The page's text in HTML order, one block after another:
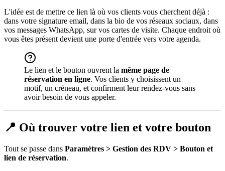
L'idée est de mettre ce lien là où vos clients vous cherchent déjà :
dans votre signature email, dans la bio de vos réseaux sociaux, dans
vos messages WhatsApp, sur vos cartes de visite. Chaque endroit où
vous êtes présent devient une porte d'entrée vers votre agenda.
Le lien et le bouton ouvrent la même page de
réservation en ligne. Vos clients y choisissent un
motif, un créneau, et confirment leur rendez-vous sans
avoir besoin de vous appeler.
📍 Où trouver votre lien et votre bouton
Tout se passe dans Paramètres > Gestion des RDV > Bouton et
lien de réservation.